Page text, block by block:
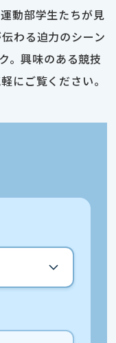
動部学生たちが見
わる迫力のシーン
。興味のある競技
にご覧ください。